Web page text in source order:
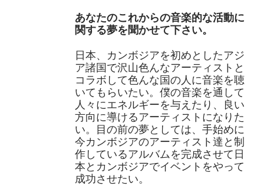
あなたのこれからの音楽的な活動に
関する夢を聞かせて下さい。
日本、カンボジアを初めとしたアジ
ア諸国で沢山色んなアーティストと
コラボして色んな国の人に音楽を聴
いてもらいたい。僕の音楽を通して
人々にエネルギーを与えたり、良い
方向に導けるアーティストになりた
い。目の前の夢としては、手始めに
今カンボジアのアーティスト達と制
作しているアルバムを完成させて日
本とカンボジアでイベントをやって
成功させたい。